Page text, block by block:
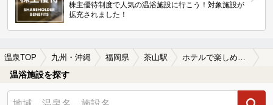
株主優待制度で人気の温浴施設に行こう！対象施設が
拡充されました！
温泉TOP 九州・沖縄 福岡県 茶山駅 ホテルで楽しめる茶山駅近くの温泉、日帰り温泉、スーパー銭湯おすすめ
温浴施設を探す